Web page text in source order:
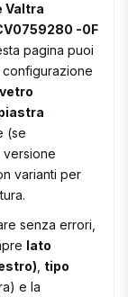
Valtra
-0F
pagina puoi
vetro
(se
varianti per
senza errori,
lato
tipo
e la